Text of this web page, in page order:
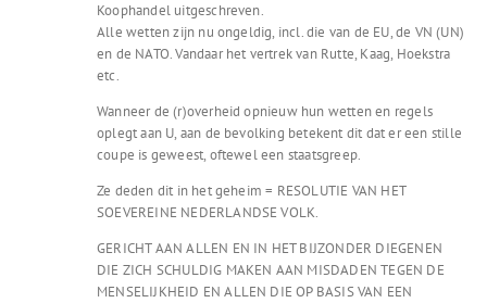
Koophandel uitgeschreven.
Alle wetten zijn nu ongeldig, incl. die van de EU, de VN (UN)
en de NATO. Vandaar het vertrek van Rutte, Kaag, Hoekstra
etc.
Wanneer de (r)overheid opnieuw hun wetten en regels
oplegt aan U, aan de bevolking betekent dit dat er een stille
coupe is geweest, oftewel een staatsgreep.
Ze deden dit in het geheim = RESOLUTIE VAN HET
SOEVEREINE NEDERLANDSE VOLK.
GERICHT AAN ALLEN EN IN HET BIJZONDER DIEGENEN
DIE ZICH SCHULDIG MAKEN AAN MISDADEN TEGEN DE
MENSELIJKHEID EN ALLEN DIE OP BASIS VAN EEN